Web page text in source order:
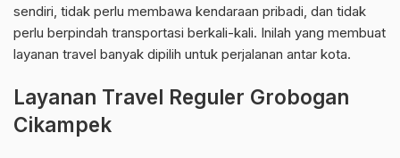
sendiri, tidak perlu membawa kendaraan pribadi, dan tidak
perlu berpindah transportasi berkali-kali. Inilah yang membuat
layanan travel banyak dipilih untuk perjalanan antar kota.
Layanan Travel Reguler Grobogan
Cikampek